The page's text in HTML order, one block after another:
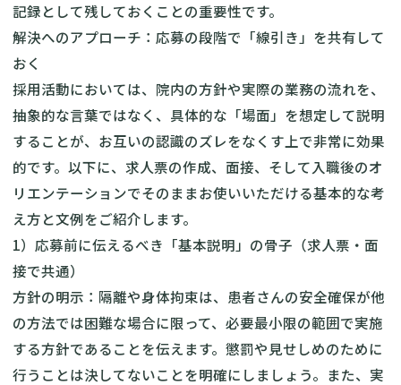
記録として残しておくことの重要性です。
解決へのアプローチ：応募の段階で「線引き」を共有して
おく
採用活動においては、院内の方針や実際の業務の流れを、
抽象的な言葉ではなく、具体的な「場面」を想定して説明
することが、お互いの認識のズレをなくす上で非常に効果
的です。以下に、求人票の作成、面接、そして入職後のオ
リエンテーションでそのままお使いいただける基本的な考
え方と文例をご紹介します。
1）応募前に伝えるべき「基本説明」の骨子（求人票・面
接で共通）
方針の明示：隔離や身体拘束は、患者さんの安全確保が他
の方法では困難な場合に限って、必要最小限の範囲で実施
する方針であることを伝えます。懲罰や見せしめのために
行うことは決してないことを明確にしましょう。また、実